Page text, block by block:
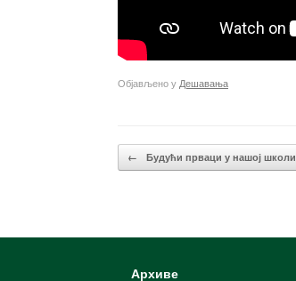
Објављено у Дешавања
Кретање чланака
← Будући прваци у нашој школи
Архиве